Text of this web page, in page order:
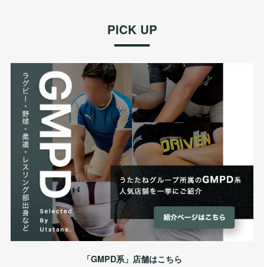
PICK UP
「GMPD系」店舗はこちら